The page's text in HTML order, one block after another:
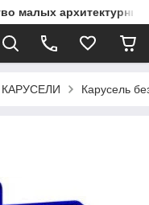
малых
КАРУСЕЛИ Карусель